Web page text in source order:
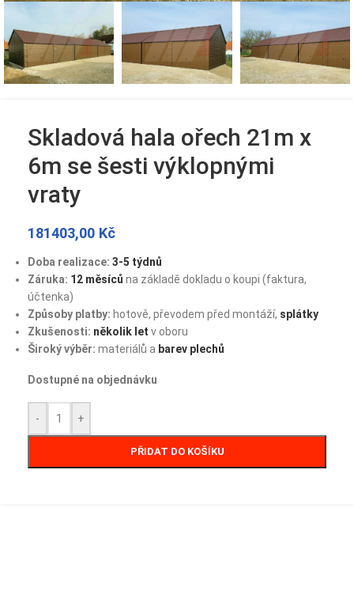
Skladová hala ořech 21m x
6m se šesti výklopnými
vraty
181403,00 Kč
Doba realizace: 3-5 týdnů
Záruka: 12 měsíců na základě dokladu o koupi (faktura,
účtenka)
Způsoby platby: hotově, převodem před montáží, splátky
Zkušenosti: několik let v oboru
Široký výběr: materiálů a barev plechů
Dostupné na objednávku
- +
PŘIDAT DO KOŠÍKU